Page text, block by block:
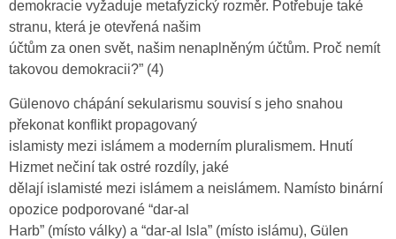
demokracie vyžaduje metafyzický rozměr. Potřebuje také
stranu, která je otevřená našim
účtům za onen svět, našim nenaplněným účtům. Proč nemít
takovou demokracii?” (4)
Gülenovo chápání sekularismu souvisí s jeho snahou
překonat konflikt propagovaný
islamisty mezi islámem a moderním pluralismem. Hnutí
Hizmet nečiní tak ostré rozdíly, jaké
dělají islamisté mezi islámem a neislámem. Namísto binární
opozice podporované “dar-al
Harb” (místo války) a “dar-al Isla” (místo islámu), Gülen